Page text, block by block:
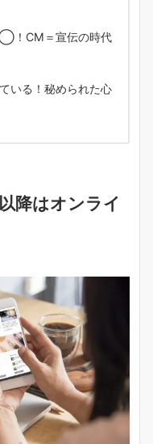
CM＝宣伝の時代
いる！秘められた心
降はオンライ